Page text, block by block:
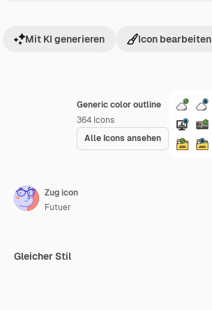
Generic color outline
364 Icons
Alle Icons ansehen
Mit KI generieren Icon bearbeiten
Zug icon
Futuer
Gleicher Stil